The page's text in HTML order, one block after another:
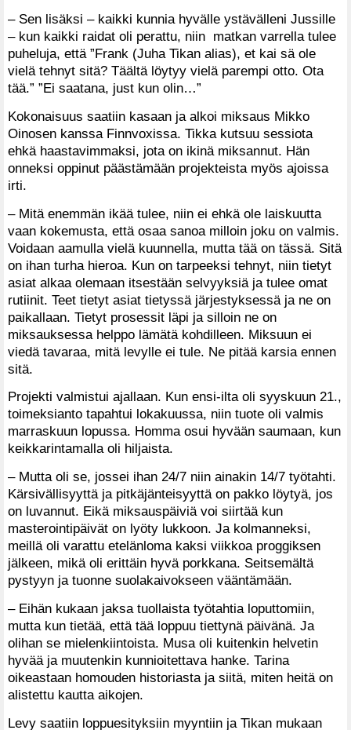
– Sen lisäksi – kaikki kunnia hyvälle ystävälleni Jussille
– kun kaikki raidat oli perattu, niin matkan varrella tulee
puheluja, että ”Frank (Juha Tikan alias), et kai sä ole
vielä tehnyt sitä? Täältä löytyy vielä parempi otto. Ota
tää.” ”Ei saatana, just kun olin…”
Kokonaisuus saatiin kasaan ja alkoi miksaus Mikko
Oinosen kanssa Finnvoxissa. Tikka kutsuu sessiota
ehkä haastavimmaksi, jota on ikinä miksannut. Hän
onneksi oppinut päästämään projekteista myös ajoissa
irti.
– Mitä enemmän ikää tulee, niin ei ehkä ole laiskuutta
vaan kokemusta, että osaa sanoa milloin joku on valmis.
Voidaan aamulla vielä kuunnella, mutta tää on tässä. Sitä
on ihan turha hieroa. Kun on tarpeeksi tehnyt, niin tietyt
asiat alkaa olemaan itsestään selvyyksiä ja tulee omat
rutiinit. Teet tietyt asiat tietyssä järjestyksessä ja ne on
paikallaan. Tietyt prosessit läpi ja silloin ne on
miksauksessa helppo lämätä kohdilleen. Miksuun ei
viedä tavaraa, mitä levylle ei tule. Ne pitää karsia ennen
sitä.
Projekti valmistui ajallaan. Kun ensi-ilta oli syyskuun 21.,
toimeksianto tapahtui lokakuussa, niin tuote oli valmis
marraskuun lopussa. Homma osui hyvään saumaan, kun
keikkarintamalla oli hiljaista.
– Mutta oli se, jossei ihan 24/7 niin ainakin 14/7 työtahti.
Kärsivällisyyttä ja pitkäjänteisyyttä on pakko löytyä, jos
on luvannut. Eikä miksauspäiviä voi siirtää kun
masterointipäivät on lyöty lukkoon. Ja kolmanneksi,
meillä oli varattu etelänloma kaksi viikkoa proggiksen
jälkeen, mikä oli erittäin hyvä porkkana. Seitsemältä
pystyyn ja tuonne suolakaivokseen vääntämään.
– Eihän kukaan jaksa tuollaista työtahtia loputtomiin,
mutta kun tietää, että tää loppuu tiettynä päivänä. Ja
olihan se mielenkiintoista. Musa oli kuitenkin helvetin
hyvää ja muutenkin kunnioitettava hanke. Tarina
oikeastaan homouden historiasta ja siitä, miten heitä on
alistettu kautta aikojen.
Levy saatiin loppuesityksiin myyntiin ja Tikan mukaan